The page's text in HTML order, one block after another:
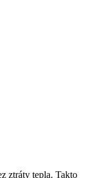
ztráty tepla. Takto